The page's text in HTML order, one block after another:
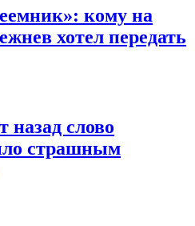
кому на
хотел передать
назад слово
страшным